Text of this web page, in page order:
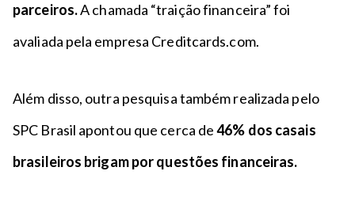
parceiros.A chamada “traição financeira” foi
avaliada pela empresa Creditcards.com.
Além disso, outra pesquisa também realizada pelo
SPC Brasil apontou que cerca de46% dos casais
brasileiros brigam por questões financeiras.